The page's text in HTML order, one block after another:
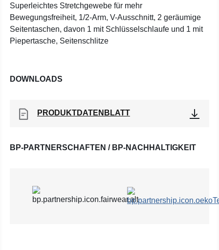
Superleichtes Stretchgewebe für mehr
Bewegungsfreiheit, 1/2-Arm, V-Ausschnitt, 2 geräumige
Seitentaschen, davon 1 mit Schlüsselschlaufe und 1 mit
Piepertasche, Seitenschlitze
DOWNLOADS
PRODUKTDATENBLATT
BP-PARTNERSCHAFTEN / BP-NACHHALTIGKEIT